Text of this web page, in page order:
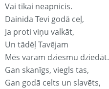
Vai tikai neapnicis.
Dainida Tevi godā ceļ,
Ja proti viņu valkāt,
Un tādēļ Tavējam
Mēs varam dziesmu dziedāt.
Gan skanīgs, viegls tas,
Gan godā celts un slavēts,